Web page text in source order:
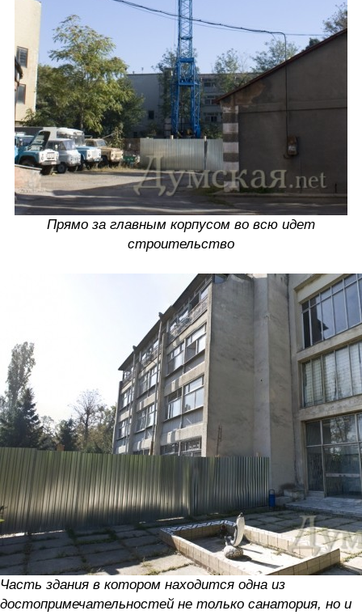
Прямо за главным корпусом во всю идет
строительство
Часть здания в котором находится одна из
достопримечательностей не только санатория, но и